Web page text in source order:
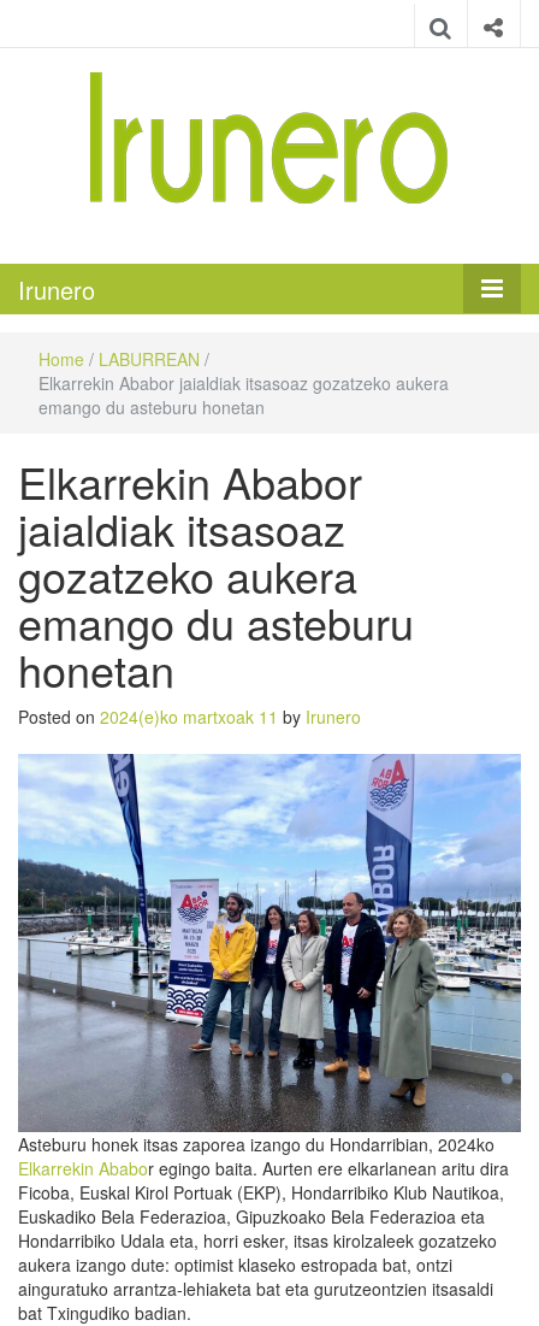
Irunero
Home / LABURREAN /
Elkarrekin Ababor jaialdiak itsasoaz gozatzeko aukera
emango du asteburu honetan
Elkarrekin Ababor
jaialdiak itsasoaz
gozatzeko aukera
emango du asteburu
honetan
Posted on 2024(e)ko martxoak 11 by Irunero
Asteburu honek itsas zaporea izango du Hondarribian, 2024ko
Elkarrekin Ababor egingo baita. Aurten ere elkarlanean aritu dira
Ficoba, Euskal Kirol Portuak (EKP), Hondarribiko Klub Nautikoa,
Euskadiko Bela Federazioa, Gipuzkoako Bela Federazioa eta
Hondarribiko Udala eta, horri esker, itsas kirolzaleek gozatzeko
aukera izango dute: optimist klaseko estropada bat, ontzi
ainguratuko arrantza-lehiaketa bat eta gurutzeontzien itsasaldi
bat Txingudiko badian.